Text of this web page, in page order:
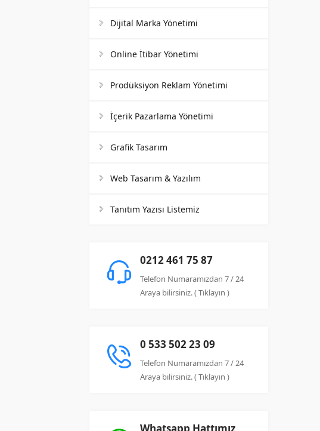
Dijital Marka Yönetimi
Online İtibar Yönetimi
Prodüksiyon Reklam Yönetimi
İçerik Pazarlama Yönetimi
Grafik Tasarım
Web Tasarım & Yazılım
Tanıtım Yazısı Listemiz
0212 461 75 87
Telefon Numaramızdan 7 / 24
Araya bilirsiniz. ( Tıklayın )
0 533 502 23 09
Telefon Numaramızdan 7 / 24
Araya bilirsiniz. ( Tıklayın )
Whatsapp Hattımız